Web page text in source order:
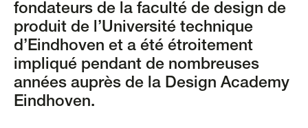
fondateurs de la faculté de design de
produit de l’Université technique
d’Eindhoven et a été étroitement
impliqué pendant de nombreuses
années auprès de la Design Academy
Eindhoven.